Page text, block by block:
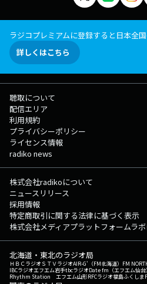
ラジコプレミアムに登録すると日本全
詳しくはこちら
聴取について
配信エリア
利用規約
プライバシーポリシー
ライセンス情報
radiko news
株式会社radikoについて
ニュースリリース
採用情報
特定商取引に関する法律に基づく表示
株式会社メディアプラットフォームラ
北海道・東北のラジオ局
ＨＢＣラジオＳＴＶラジオAIR-G'（FM北海道） FM
IBCラジオエフエム岩手tbcラジオDate fm（エフエム仙台）
Rhythm Station エフエム山形RFCラジオ福島ふくしま